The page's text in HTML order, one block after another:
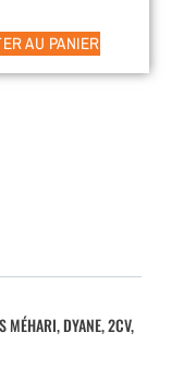
AU PANIER
MÉHARI, DYANE, 2CV,